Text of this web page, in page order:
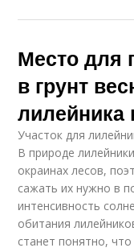
Место для
в грунт
лилейника
Участок для
В природе
окраинах лесов,
сажать их нужно в
интенсивность
обитания
станет понятно,